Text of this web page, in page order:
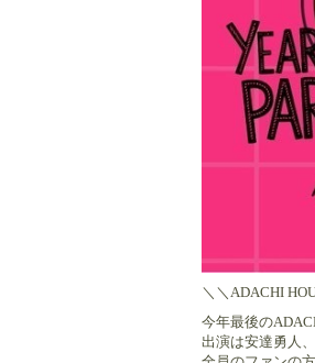
＼＼ADACHI
今年最後の
出演は安達勇人